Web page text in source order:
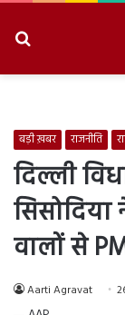
बड़ी ख़बर राजनीति
दिल्ली
वालों से
Aarti Agravat